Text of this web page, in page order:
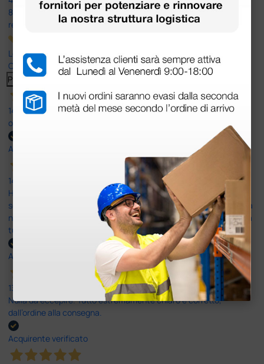
8.330
recensioni
Le nostre recensioni a 4 e 5 stelle.
Clicca qui per leggerle tutte >
Precedente
Successivo
14 Luglio 2026
ottima
Acquirente verificato
14 Luglio 2026
Ho acquistato un ecografo da Doctor Shop e sono rimasto molto
soddisfatto dell'esperienza. Apparecchiatura di qualità, consegna
nei tempi previsti e un servizio clienti disponibile che ha risposto a
tutti i miei dubbi prima dell'acquisto. Consigliato
Acquirente verificato
13 Luglio 2026
Nulla da eccepire. Tutto estremamente chiaro e corretto,
dall’ordine alla consegna.
Acquirente verificato